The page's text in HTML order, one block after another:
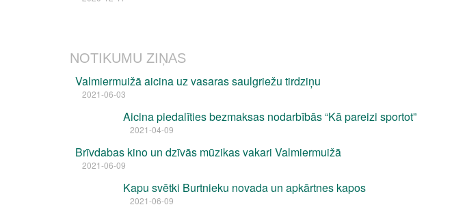
NOTIKUMU ZIŅAS
Valmiermuižā aicina uz vasaras saulgriežu tirdziņu
2021-06-03
Aicina piedalīties bezmaksas nodarbībās “Kā pareizi sportot”
2021-04-09
Brīvdabas kino un dzīvās mūzikas vakari Valmiermuižā
2021-06-09
Kapu svētki Burtnieku novada un apkārtnes kapos
2021-06-09